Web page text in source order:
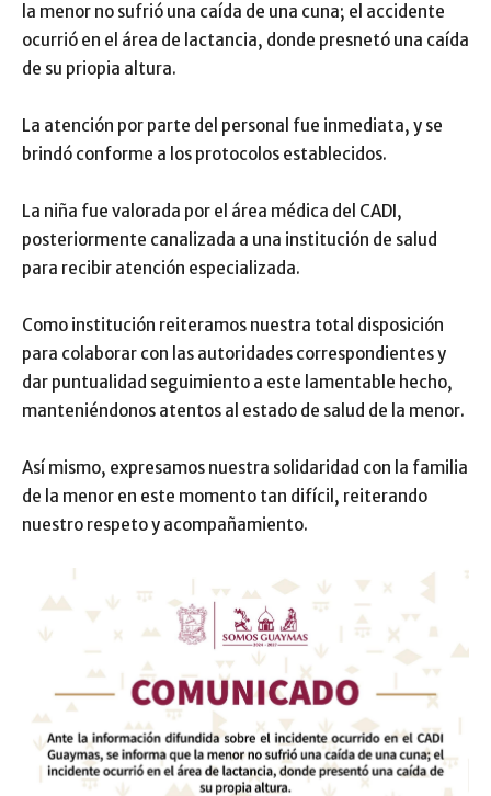
la menor no sufrió una caída de una cuna; el accidente
ocurrió en el área de lactancia, donde presnetó una caída
de su priopia altura.
La atención por parte del personal fue inmediata, y se
brindó conforme a los protocolos establecidos.
La niña fue valorada por el área médica del CADI,
posteriormente canalizada a una institución de salud
para recibir atención especializada.
Como institución reiteramos nuestra total disposición
para colaborar con las autoridades correspondientes y
dar puntualidad seguimiento a este lamentable hecho,
manteniéndonos atentos al estado de salud de la menor.
Así mismo, expresamos nuestra solidaridad con la familia
de la menor en este momento tan difícil, reiterando
nuestro respeto y acompañamiento.